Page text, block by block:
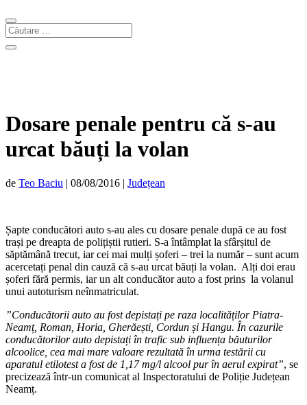
Dosare penale pentru că s-au
urcat băuți la volan
de Teo Baciu | 08/08/2016 | Județean
Șapte conducători auto s-au ales cu dosare penale după ce au fost
trași pe dreapta de polițiștii rutieri. S-a întâmplat la sfârșitul de
săptămână trecut, iar cei mai mulți șoferi – trei la număr – sunt acum
acercetați penal din cauză că s-au urcat băuți la volan. Alți doi erau
șoferi fără permis, iar un alt conducător auto a fost prins la volanul
unui autoturism neînmatriculat.
”Conducătorii auto au fost depistați pe raza localităților Piatra-
Neamț, Roman, Horia, Gherăești, Cordun și Hangu. În cazurile
conducătorilor auto depistați în trafic sub influența băuturilor
alcoolice, cea mai mare valoare rezultată în urma testării cu
aparatul etilotest a fost de 1,17 mg/l alcool pur în aerul expirat”, se
precizează într-un comunicat al Inspectoratului de Poliție Județean
Neamț.